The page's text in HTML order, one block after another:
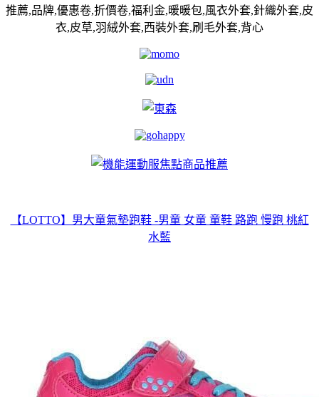
推薦,品牌,優惠卷,折價卷,福利金,暖暖包,風衣外套,針織外套,皮
衣,皮草,羽絨外套,西裝外套,刷毛外套,背心
【LOTTO】男大童氣墊跑鞋 -男童 女童 童鞋 路跑 慢跑 桃紅
水藍